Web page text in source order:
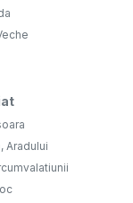
Aradului